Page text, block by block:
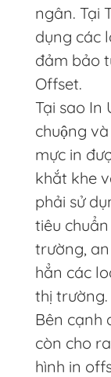
ngân. Tại
dụng các
đảm bảo
Offset.
Tại sao In
chuộng
mực in
khắt khe
phải sử
tiêu
trường,
hẳn các
thị trường.
Bên cạnh
còn cho
hình in